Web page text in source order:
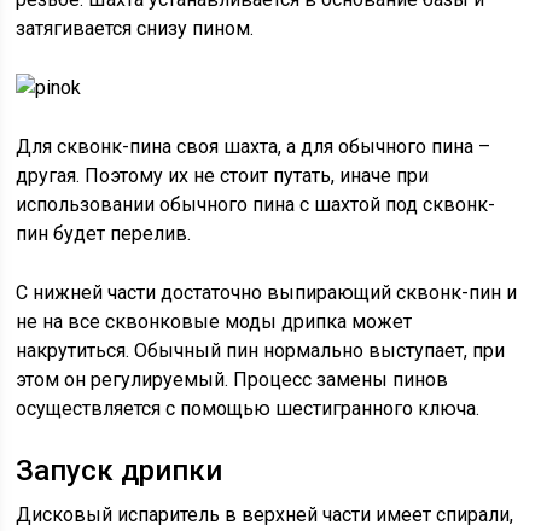
затягивается снизу пином.
Для сквонк-пина своя шахта, а для обычного пина –
другая. Поэтому их не стоит путать, иначе при
использовании обычного пина с шахтой под сквонк-
пин будет перелив.
С нижней части достаточно выпирающий сквонк-пин и
не на все сквонковые моды дрипка может
накрутиться. Обычный пин нормально выступает, при
этом он регулируемый. Процесс замены пинов
осуществляется с помощью шестигранного ключа.
Запуск дрипки
Дисковый испаритель в верхней части имеет спирали,